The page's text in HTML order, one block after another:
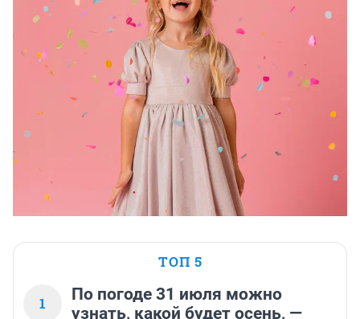
ТОП 5
1
По погоде 31 июля можно
узнать, какой будет осень, —